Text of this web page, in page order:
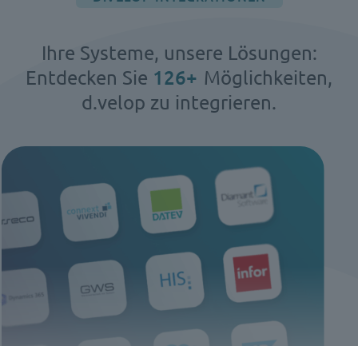
Ihre Systeme, unsere Lösungen:
Entdecken Sie 142+ Möglichkeiten,
d.velop zu integrieren.